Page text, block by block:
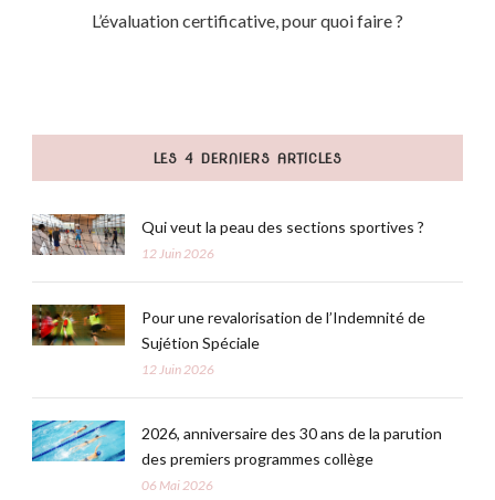
L’évaluation certificative, pour quoi faire ?
LES 4 DERNIERS ARTICLES
Qui veut la peau des sections sportives ?
12 Juin 2026
Pour une revalorisation de l’Indemnité de
Sujétion Spéciale
12 Juin 2026
2026, anniversaire des 30 ans de la parution
des premiers programmes collège
06 Mai 2026